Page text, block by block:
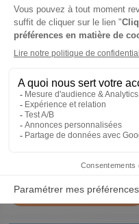
Esprit Yoga
1 an
Ajouter au panier